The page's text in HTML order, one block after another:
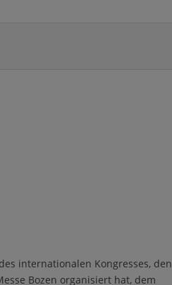
internationalen Kongresses, den
Bozen organisiert hat, dem